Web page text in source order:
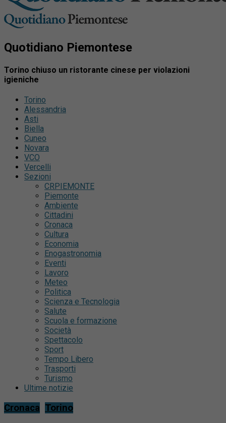
Quotidiano Piemontese
Torino chiuso un ristorante cinese per violazioni
igieniche
Torino
Alessandria
Asti
Biella
Cuneo
Novara
VCO
Vercelli
Sezioni
CRPIEMONTE
Piemonte
Ambiente
Cittadini
Cronaca
Cultura
Economia
Enogastronomia
Eventi
Lavoro
Meteo
Politica
Scienza e Tecnologia
Salute
Scuola e formazione
Società
Spettacolo
Sport
Tempo Libero
Trasporti
Turismo
Ultime notizie
Cronaca Torino